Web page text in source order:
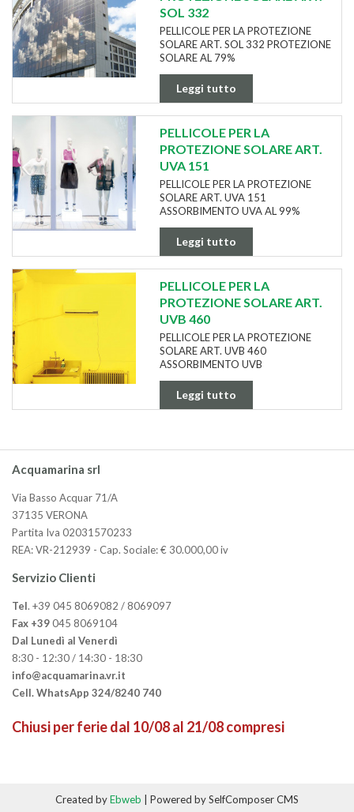
SOL 332
PELLICOLE PER LA PROTEZIONE
SOLARE ART. SOL 332 PROTEZIONE
SOLARE AL 79%
Leggi tutto
PELLICOLE PER LA
PROTEZIONE SOLARE ART.
UVA 151
PELLICOLE PER LA PROTEZIONE
SOLARE ART. UVA 151
ASSORBIMENTO UVA AL 99%
Leggi tutto
PELLICOLE PER LA
PROTEZIONE SOLARE ART.
UVB 460
PELLICOLE PER LA PROTEZIONE
SOLARE ART. UVB 460
ASSORBIMENTO UVB
Leggi tutto
Acquamarina srl
Via Basso Acquar 71/A
37135 VERONA
Partita Iva 02031570233
REA: VR-212939 - Cap. Sociale: € 30.000,00 iv
Servizio Clienti
Tel. +39 045 8069082 / 8069097
Fax +39045 8069104
Dal Lunedì al Venerdì
8:30 - 12:30 / 14:30 - 18:30
info@acquamarina.vr.it
Cell. WhatsApp 324/8240 740
Chiusi per ferie dal 10/08 al 21/08 compresi
Created byEbweb | Powered by SelfComposer CMS